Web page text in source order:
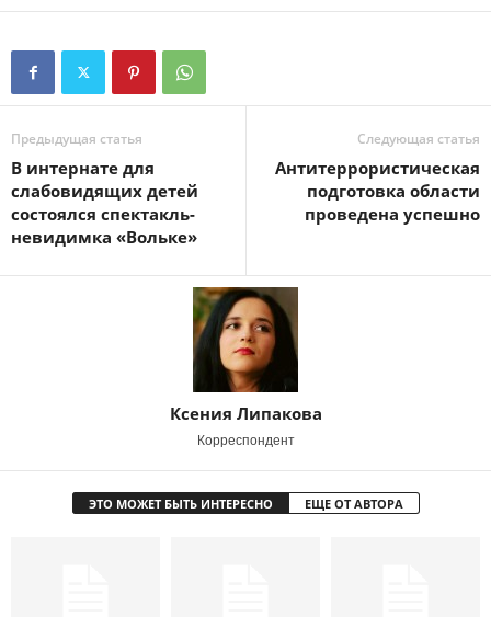
Предыдущая статья
В интернате для
слабовидящих детей
состоялся спектакль-
невидимка «Вольке»
Следующая статья
Антитеррористическая
подготовка области
проведена успешно
Ксения Липакова
Корреспондент
ЭТО МОЖЕТ БЫТЬ ИНТЕРЕСНО ЕЩЕ ОТ АВТОРА